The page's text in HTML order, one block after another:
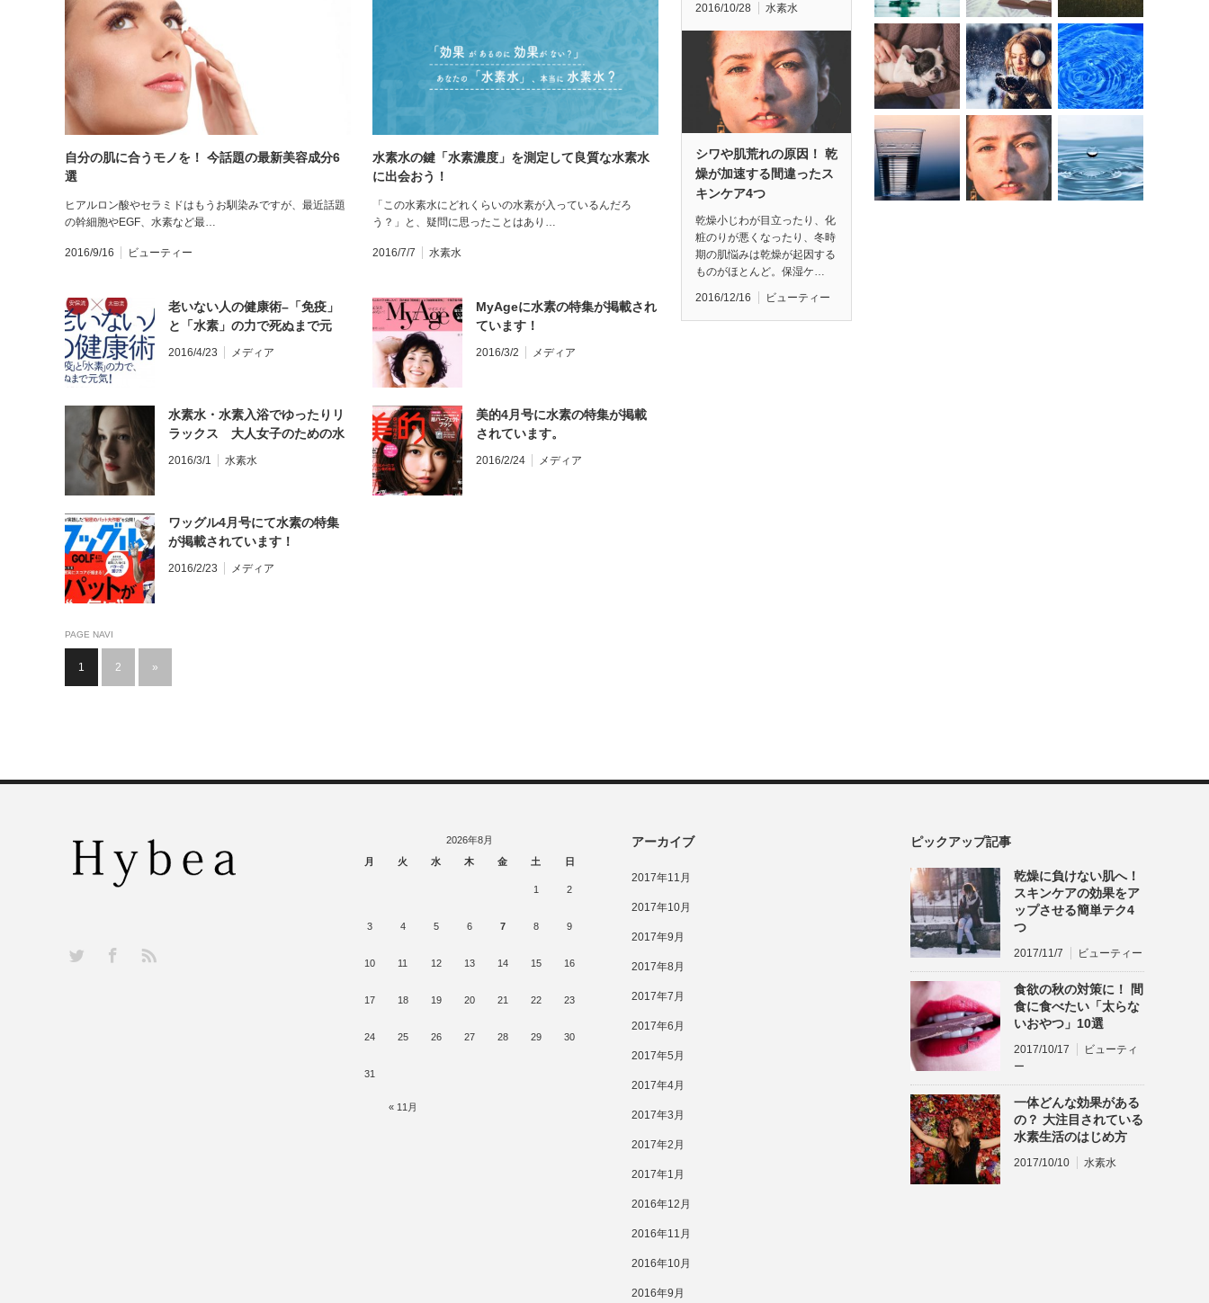
自分の肌に合うモノを！ 今話題の最新美容成分6
選
ヒアルロン酸やセラミドはもうお馴染みですが、最近話題
の幹細胞やEGF、水素など最…
2016/9/16 ビューティー
水素水の鍵「水素濃度」を測定して良質な水素水
に出会おう！
「この水素水にどれくらいの水素が入っているんだろ
う？」と、疑問に思ったことはあり…
2016/7/7 水素水
老いない人の健康術–「免疫」
と「水素」の力で死ぬまで元
2016/4/23 メディア
MyAgeに水素の特集が掲載され
ています！
2016/3/2 メディア
水素水・水素入浴でゆったりリ
ラックス 大人女子のための水
2016/3/1 水素水
美的4月号に水素の特集が掲載
されています。
2016/2/24 メディア
ワッグル4月号にて水素の特集
が掲載されています！
2016/2/23 メディア
PAGE NAVI
1 2 »
2016/10/28 水素水
シワや肌荒れの原因！ 乾
燥が加速する間違ったス
キンケア4つ
乾燥小じわが目立ったり、化
粧のりが悪くなったり、冬時
期の肌悩みは乾燥が起因する
ものがほとんど。保湿ケ…
2016/12/16 ビューティー
2026年8月
月
火 水 木 金 土 日
« 11月
1 2
3 4 5 6 7 8 9
10 11 12 13 14 15 16
17 18 19 20 21 22 23
24 25 26 27 28 29 30
31
アーカイブ
2017年11月
2017年10月
2017年9月
2017年8月
2017年7月
2017年6月
2017年5月
2017年4月
2017年3月
2017年2月
2017年1月
2016年12月
2016年11月
2016年10月
2016年9月
ピックアップ記事
乾燥に負けない肌へ！
スキンケアの効果をア
ップさせる簡単テク4
つ
2017/11/7 ビューティー
食欲の秋の対策に！ 間
食に食べたい「太らな
いおやつ」10選
2017/10/17
ビューティ
ー
一体どんな効果がある
の？ 大注目されている
水素生活のはじめ方
2017/10/10 水素水
Twitter Facebook
RSS